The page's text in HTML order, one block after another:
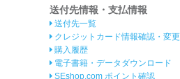
送付先情報・支払情報
送付先一覧
クレジットカード情報確認・変更
購入履歴
電子書籍・データダウンロード
SEshop.com ポイント確認